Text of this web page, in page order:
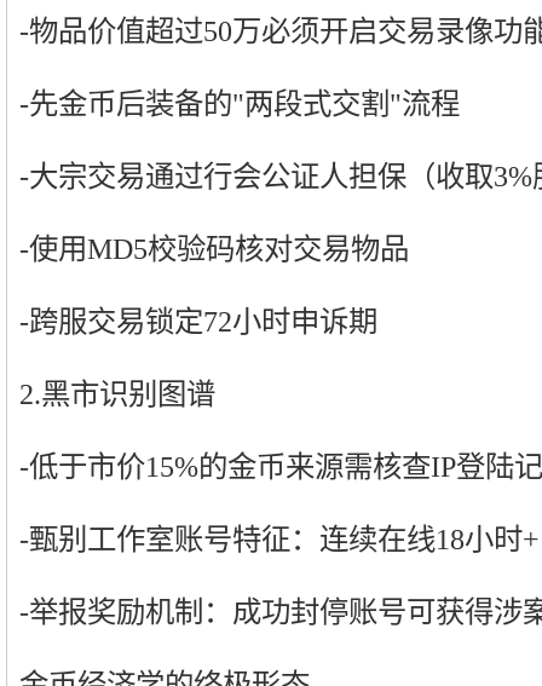
-物品价值超过50万必须开启交易录像功
-先金币后装备的"两段式交割"流程
-大宗交易通过行会公证人担保（收取3%
-使用MD5校验码核对交易物品
-跨服交易锁定72小时申诉期
2.黑市识别图谱
-低于市价15%的金币来源需核查IP登陆
-甄别工作室账号特征：连续在线18小时
-举报奖励机制：成功封停账号可获得涉